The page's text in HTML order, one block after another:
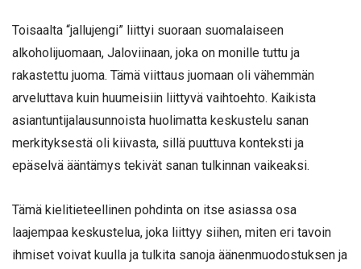
Toisaalta “jallujengi” liittyi suoraan suomalaiseen
alkoholijuomaan, Jaloviinaan, joka on monille tuttu ja
rakastettu juoma. Tämä viittaus juomaan oli vähemmän
arveluttava kuin huumeisiin liittyvä vaihtoehto. Kaikista
asiantuntijalausunnoista huolimatta keskustelu sanan
merkityksestä oli kiivasta, sillä puuttuva konteksti ja
epäselvä ääntämys tekivät sanan tulkinnan vaikeaksi.
Tämä kielitieteellinen pohdinta on itse asiassa osa
laajempaa keskustelua, joka liittyy siihen, miten eri tavoin
ihmiset voivat kuulla ja tulkita sanoja äänenmuodostuksen ja